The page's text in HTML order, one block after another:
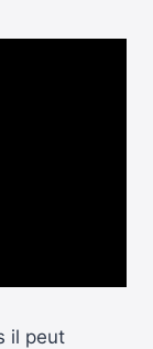
il peut